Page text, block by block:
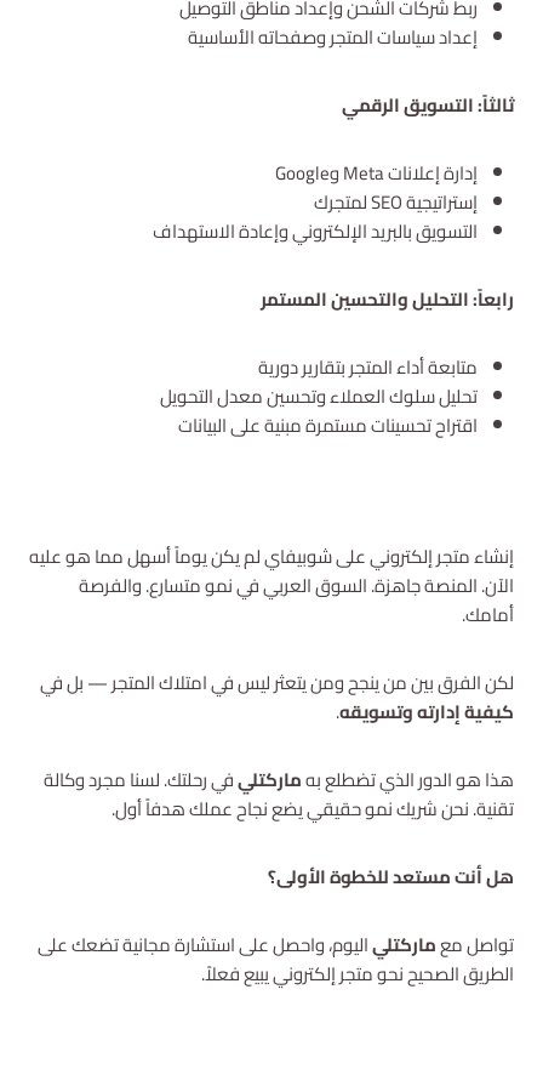
ربط شركات الشحن وإعداد مناطق التوصيل
إعداد سياسات المتجر وصفحاته الأساسية
ثالثاً: التسويق الرقمي
إدارة إعلانات Meta وGoogle
إستراتيجية SEO لمتجرك
التسويق بالبريد الإلكتروني وإعادة الاستهداف
رابعاً: التحليل والتحسين المستمر
متابعة أداء المتجر بتقارير دورية
تحليل سلوك العملاء وتحسين معدل التحويل
اقتراح تحسينات مستمرة مبنية على البيانات
استشارة مجانية
إنشاء متجر إلكتروني على شوبيفاي لم يكن يوماً أسهل مما هو عليه
الآن. المنصة جاهزة. السوق العربي في نمو متسارع. والفرصة
أمامك.
لكن الفرق بين من ينجح ومن يتعثر ليس في امتلاك المتجر — بل في
كيفية إدارته وتسويقه.
هذا هو الدور الذي تضطلع بهماركتليفي رحلتك. لسنا مجرد وكالة
تقنية. نحن شريك نمو حقيقي يضع نجاح عملك هدفاً أول.
هل أنت مستعد للخطوة الأولى؟
تواصل معماركتلياليوم، واحصل على استشارة مجانية تضعك على
الطريق الصحيح نحو متجر إلكتروني يبيع فعلاً.